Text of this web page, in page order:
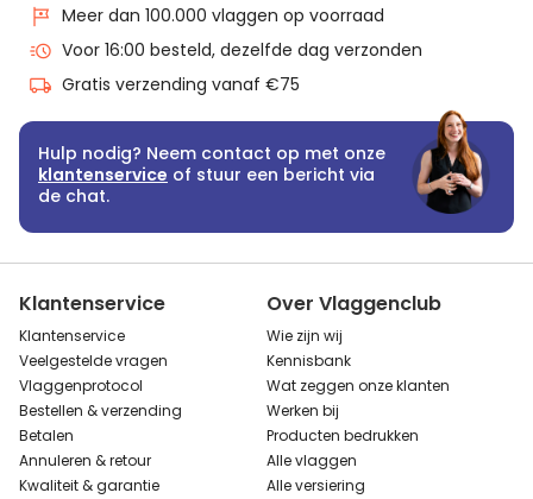
Meer dan 100.000 vlaggen op voorraad
Voor 16:00 besteld, dezelfde dag verzonden
Gratis verzending vanaf €75
Hulp nodig? Neem contact op met onze
klantenservice of stuur een bericht via
de chat.
Klantenservice
Klantenservice
Veelgestelde vragen
Vlaggenprotocol
Bestellen & verzending
Betalen
Annuleren & retour
Kwaliteit & garantie
Over Vlaggenclub
Wie zijn wij
Kennisbank
Wat zeggen onze klanten
Werken bij
Producten bedrukken
Alle vlaggen
Alle versiering